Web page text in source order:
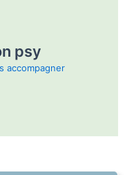
psy
accompagner